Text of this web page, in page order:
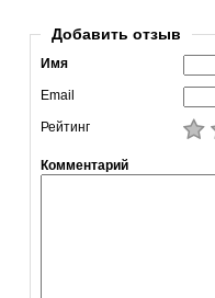
Добавить отзыв
Имя
Email
Рейтинг
Комментарий